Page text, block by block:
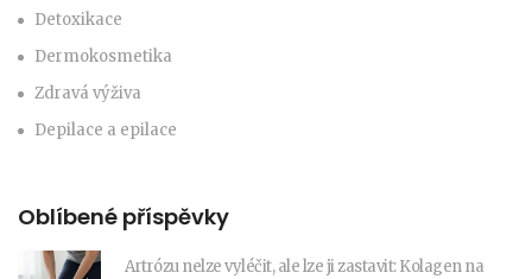
Detoxikace
Dermokosmetika
Zdravá výživa
Depilace a epilace
Oblíbené příspěvky
Artrózu nelze vyléčit, ale lze ji zastavit: Kolagen na